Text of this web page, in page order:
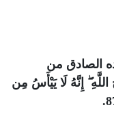
الصادق من
إِنَّهُ لَا يَيْأَسُ مِن